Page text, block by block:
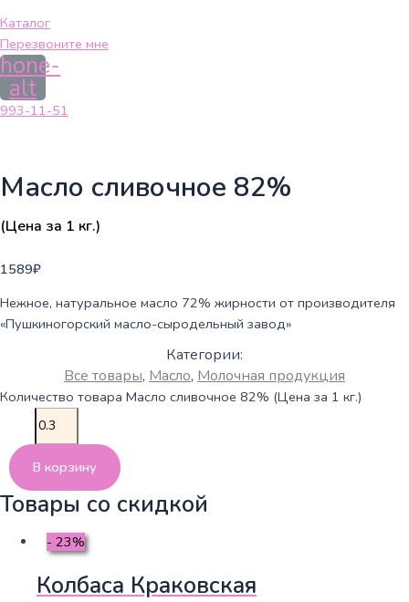
Каталог
Перезвоните мне
alt
993-11-51
Масло сливочное 82%
(Цена за 1 кг.)
1589₽
Нежное, натуральное масло 72% жирности от производителя
«Пушкиногорский масло-сыродельный завод»
Категории:
Все товары, Масло, Молочная продукция
Количество товара Масло сливочное 82% (Цена за 1 кг.)
В корзину
Товары со скидкой
- 23%
Колбаса Краковская